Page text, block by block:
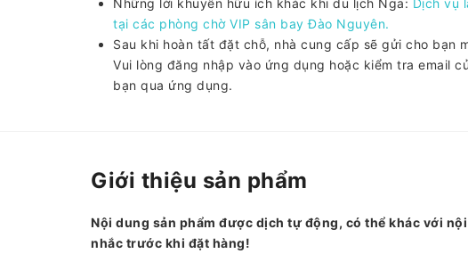
Những lời khuyên hữu ích khác khi du lịch Nga: Dịch vụ
tại các phòng chờ VIP sân bay Đào Nguyên.
Sau khi hoàn tất đặt chỗ, nhà cung cấp sẽ gửi cho bạn
Vui lòng đăng nhập vào ứng dụng hoặc kiểm tra email
bạn qua ứng dụng.
Giới thiệu sản phẩm
Nội dung sản phẩm được dịch tự động, có thể khác với
nhắc trước khi đặt hàng!